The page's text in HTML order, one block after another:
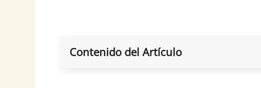
Contenido del Artículo